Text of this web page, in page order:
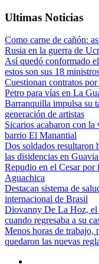
Ultimas Noticias
Como carne de cañón:
Rusia en la guerra de
Así quedó conformado
estos son sus 18
Cuestionan contratos
Petro para vías en La
Barranquilla impulsa su
generación de artistas
Sicarios acabaron con
barrio El Manantial
Dos soldados resultaron
las disidencias en
Repudio en el Cesar
Aguachica
Destacan sistema de
internacional de Brasil
Diovanny De La Hoz, el
cuando regresaba a su
Menos horas de trabajo,
quedaron las nuevas